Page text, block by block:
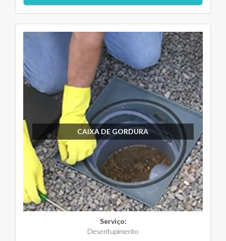
CAIXA DE GORDURA
Serviço:
Desentupimento